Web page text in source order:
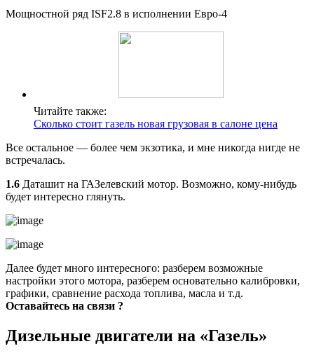
Мощностной ряд ISF2.8 в исполнении Евро-4
Читайте также:
Сколько стоит газель новая грузовая в салоне цена
Все остальное — более чем экзотика, и мне никогда нигде не
встречалась.
1.6 Даташит на ГАЗелевский мотор. Возможно, кому-нибудь
будет интересно глянуть.
Далее будет много интересного: разберем возможные
настройки этого мотора, разберем основательно калибровки,
графики, сравнение расхода топлива, масла и т.д.
Оставайтесь на связи ?
Дизельные двигатели на «Газель»